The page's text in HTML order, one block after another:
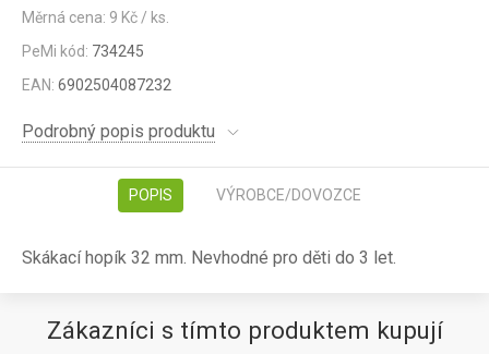
Měrná cena: 9 Kč / ks.
PeMi kód: 734245
EAN: 6902504087232
Podrobný popis produktu
POPIS VÝROBCE/DOVOZCE
Skákací hopík 32 mm. Nevhodné pro děti do 3 let.
Zákazníci s tímto produktem kupují